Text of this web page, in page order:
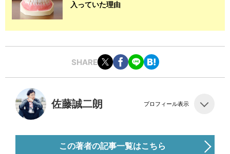
入っていた理由
SHARE
佐藤誠二朗 プロフィール表示
この著者の記事一覧はこちら